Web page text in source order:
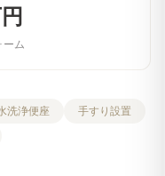
ーム
洗浄便座
手すり設置